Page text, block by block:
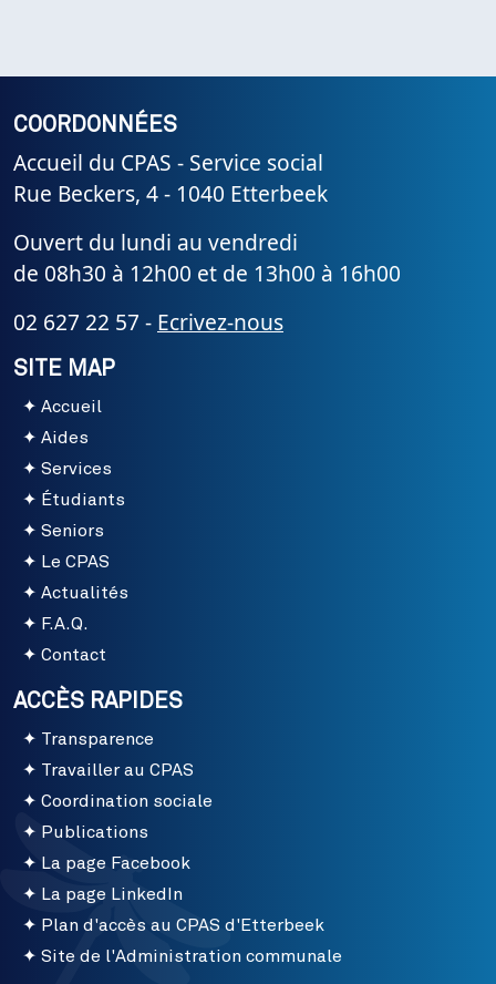
COORDONNÉES
Accueil du CPAS - Service social
Rue Beckers, 4 - 1040 Etterbeek
Ouvert du lundi au vendredi
de 08h30 à 12h00 et de 13h00 à 16h00
02 627 22 57 - Ecrivez-nous
SITE MAP
Accueil
Aides
Services
Étudiants
Seniors
Le CPAS
Actualités
F.A.Q.
Contact
ACCÈS RAPIDES
Transparence
Travailler au CPAS
Coordination sociale
Publications
La page Facebook
La page LinkedIn
Plan d'accès au CPAS d'Etterbeek
Site de l'Administration communale